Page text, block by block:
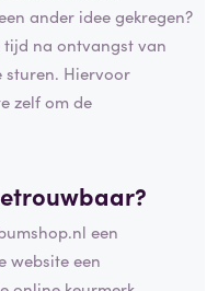
ander idee gekregen?
na ontvangst van
sturen. Hiervoor
zelf om de
een
website een